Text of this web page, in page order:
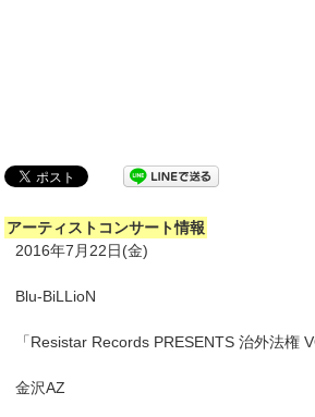
アーティストコンサート情報
2016年7月22日(金)
Blu-BiLLioN
「Resistar Records PRESENTS 治外法権
金沢AZ